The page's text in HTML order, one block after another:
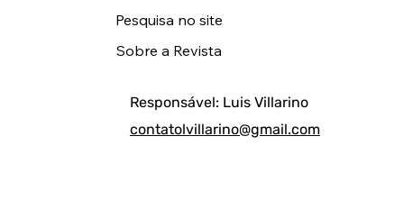
Responsável: Luis Villarino
contatolvillarino@gmail.com
Pesquisa no site
Sobre a Revista